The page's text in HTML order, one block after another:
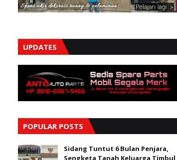
UPDATES
POPULAR POSTS
Sidang Tuntut 6 Bulan Penjara,
Sengketa Tanah Keluarga Timbul